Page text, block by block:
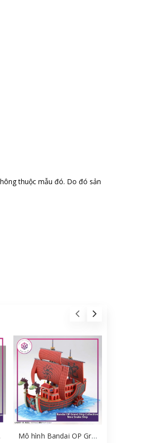
thuộc mẫu đó. Do đó sản
Mô hình Bandai OP Grand Ship Collection Nine Snake Ship [GBD] [MKB]